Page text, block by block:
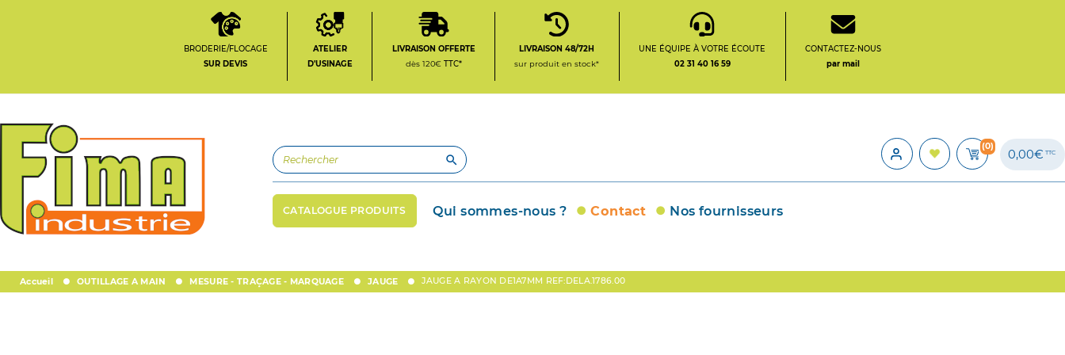
BRODERIE/FLOCAGE
SUR DEVIS
ATELIER
D'USINAGE
LIVRAISON OFFERTE
dès 120€ TTC*
LIVRAISON 48/72H
sur produit en stock*
UNE ÉQUIPE À VOTRE ÉCOUTE
02 31 40 16 59
CONTACTEZ-NOUS
par mail

(0)
0,00€TTC
CATALOGUE PRODUITS Qui sommes-nous ? Contact Nos fournisseurs
Accueil OUTILLAGE A MAIN MESURE - TRAÇAGE - MARQUAGE JAUGE JAUGE A RAYON DE1A7MM REF:DELA.1786.00